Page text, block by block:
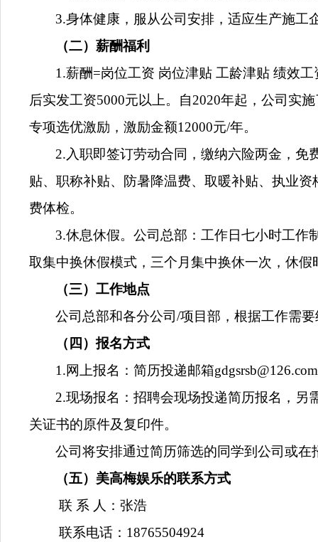
3.身体健康，服从公司安排，适应生产施工
（二）薪酬福利
1.薪酬=岗位工资 岗位津贴 工龄津贴 绩效
后实发工资5000元以上。自2020年起，公司实
专项选优激励，激励金额12000元/年。
2.入职即签订劳动合同，缴纳六险两金， 免
贴、职称补贴、 防暑降温费、取暖补贴、执业
费体检。
3.休息休假。公司总部：工作日七小时工
取集中换休假模式，三个月集中换休一次，休假
（三） 工作地点
公司总部和各分公司/项目部， 根据工作需
（四）报名方式
1.网上报名：简历投递邮箱gdgsrsb@126.com
2.现场报名：招聘会现场投递简历报名，
关证书的原件及复印件。
公司将安排通过简历筛选的同学到公司或在
（五）美高梅娱乐的联系方式
联 系 人： 张浩
联系电话 ： 18765504924